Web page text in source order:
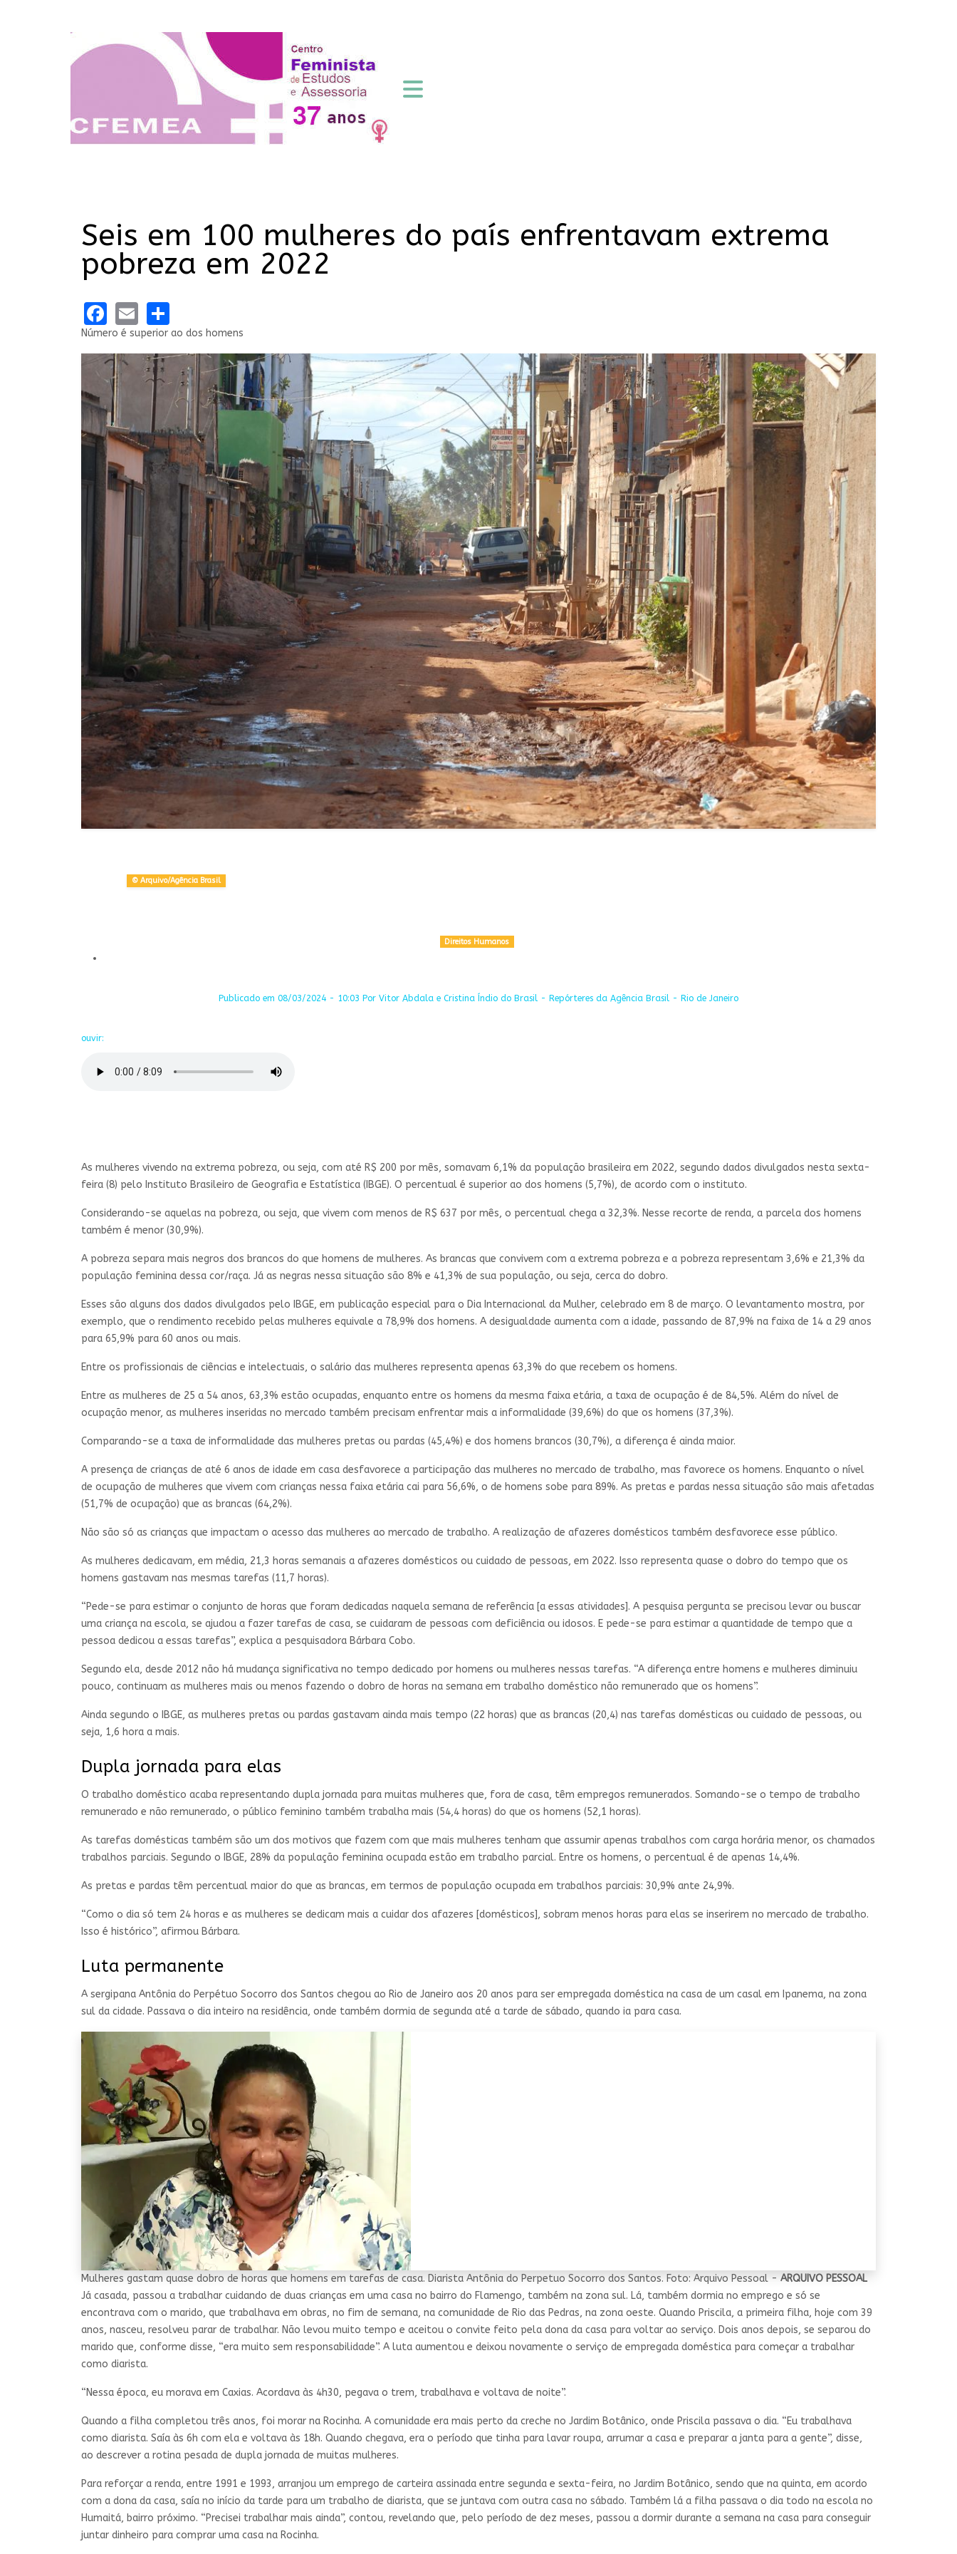
Seis em 100 mulheres do país enfrentavam extrema
pobreza em 2022
Facebook
Email
Número é superior ao dos homens
© Arquivo/Agência Brasil
Direitos Humanos
Publicado em 08/03/2024 - 10:03 Por Vitor Abdala e Cristina Índio do Brasil - Repórteres da Agência Brasil - Rio de Janeiro
ouvir:
As mulheres vivendo na extrema pobreza, ou seja, com até R$ 200 por mês, somavam 6,1% da população brasileira em 2022, segundo dados divulgados nesta sexta-
feira (8) pelo Instituto Brasileiro de Geografia e Estatística (IBGE). O percentual é superior ao dos homens (5,7%), de acordo com o instituto.
Considerando-se aquelas na pobreza, ou seja, que vivem com menos de R$ 637 por mês, o percentual chega a 32,3%. Nesse recorte de renda, a parcela dos homens
também é menor (30,9%).
A pobreza separa mais negros dos brancos do que homens de mulheres. As brancas que convivem com a extrema pobreza e a pobreza representam 3,6% e 21,3% da
população feminina dessa cor/raça. Já as negras nessa situação são 8% e 41,3% de sua população, ou seja, cerca do dobro.
Esses são alguns dos dados divulgados pelo IBGE, em publicação especial para o Dia Internacional da Mulher, celebrado em 8 de março. O levantamento mostra, por
exemplo, que o rendimento recebido pelas mulheres equivale a 78,9% dos homens. A desigualdade aumenta com a idade, passando de 87,9% na faixa de 14 a 29 anos
para 65,9% para 60 anos ou mais.
Entre os profissionais de ciências e intelectuais, o salário das mulheres representa apenas 63,3% do que recebem os homens.
Entre as mulheres de 25 a 54 anos, 63,3% estão ocupadas, enquanto entre os homens da mesma faixa etária, a taxa de ocupação é de 84,5%. Além do nível de
ocupação menor, as mulheres inseridas no mercado também precisam enfrentar mais a informalidade (39,6%) do que os homens (37,3%).
Comparando-se a taxa de informalidade das mulheres pretas ou pardas (45,4%) e dos homens brancos (30,7%), a diferença é ainda maior.
A presença de crianças de até 6 anos de idade em casa desfavorece a participação das mulheres no mercado de trabalho, mas favorece os homens. Enquanto o nível
de ocupação de mulheres que vivem com crianças nessa faixa etária cai para 56,6%, o de homens sobe para 89%. As pretas e pardas nessa situação são mais afetadas
(51,7% de ocupação) que as brancas (64,2%).
Não são só as crianças que impactam o acesso das mulheres ao mercado de trabalho. A realização de afazeres domésticos também desfavorece esse público.
As mulheres dedicavam, em média, 21,3 horas semanais a afazeres domésticos ou cuidado de pessoas, em 2022. Isso representa quase o dobro do tempo que os
homens gastavam nas mesmas tarefas (11,7 horas).
“Pede-se para estimar o conjunto de horas que foram dedicadas naquela semana de referência [a essas atividades]. A pesquisa pergunta se precisou levar ou buscar
uma criança na escola, se ajudou a fazer tarefas de casa, se cuidaram de pessoas com deficiência ou idosos. E pede-se para estimar a quantidade de tempo que a
pessoa dedicou a essas tarefas”, explica a pesquisadora Bárbara Cobo.
Segundo ela, desde 2012 não há mudança significativa no tempo dedicado por homens ou mulheres nessas tarefas. “A diferença entre homens e mulheres diminuiu
pouco, continuam as mulheres mais ou menos fazendo o dobro de horas na semana em trabalho doméstico não remunerado que os homens”.
Ainda segundo o IBGE, as mulheres pretas ou pardas gastavam ainda mais tempo (22 horas) que as brancas (20,4) nas tarefas domésticas ou cuidado de pessoas, ou
seja, 1,6 hora a mais.
Dupla jornada para elas
O trabalho doméstico acaba representando dupla jornada para muitas mulheres que, fora de casa, têm empregos remunerados. Somando-se o tempo de trabalho
remunerado e não remunerado, o público feminino também trabalha mais (54,4 horas) do que os homens (52,1 horas).
As tarefas domésticas também são um dos motivos que fazem com que mais mulheres tenham que assumir apenas trabalhos com carga horária menor, os chamados
trabalhos parciais. Segundo o IBGE, 28% da população feminina ocupada estão em trabalho parcial. Entre os homens, o percentual é de apenas 14,4%.
As pretas e pardas têm percentual maior do que as brancas, em termos de população ocupada em trabalhos parciais: 30,9% ante 24,9%.
“Como o dia só tem 24 horas e as mulheres se dedicam mais a cuidar dos afazeres [domésticos], sobram menos horas para elas se inserirem no mercado de trabalho.
Isso é histórico”, afirmou Bárbara.
Luta permanente
A sergipana Antônia do Perpétuo Socorro dos Santos chegou ao Rio de Janeiro aos 20 anos para ser empregada doméstica na casa de um casal em Ipanema, na zona
sul da cidade. Passava o dia inteiro na residência, onde também dormia de segunda até a tarde de sábado, quando ia para casa.
Mulheres gastam quase dobro de horas que homens em tarefas de casa. Diarista Antônia do Perpetuo Socorro dos Santos. Foto: Arquivo Pessoal - ARQUIVO PESSOAL
Já casada, passou a trabalhar cuidando de duas crianças em uma casa no bairro do Flamengo, também na zona sul. Lá, também dormia no emprego e só se
encontrava com o marido, que trabalhava em obras, no fim de semana, na comunidade de Rio das Pedras, na zona oeste. Quando Priscila, a primeira filha, hoje com 39
anos, nasceu, resolveu parar de trabalhar. Não levou muito tempo e aceitou o convite feito pela dona da casa para voltar ao serviço. Dois anos depois, se separou do
marido que, conforme disse, “era muito sem responsabilidade”. A luta aumentou e deixou novamente o serviço de empregada doméstica para começar a trabalhar
como diarista.
“Nessa época, eu morava em Caxias. Acordava às 4h30, pegava o trem, trabalhava e voltava de noite”.
Quando a filha completou três anos, foi morar na Rocinha. A comunidade era mais perto da creche no Jardim Botânico, onde Priscila passava o dia. “Eu trabalhava
como diarista. Saía às 6h com ela e voltava às 18h. Quando chegava, era o período que tinha para lavar roupa, arrumar a casa e preparar a janta para a gente”, disse,
ao descrever a rotina pesada de dupla jornada de muitas mulheres.
Para reforçar a renda, entre 1991 e 1993, arranjou um emprego de carteira assinada entre segunda e sexta-feira, no Jardim Botânico, sendo que na quinta, em acordo
com a dona da casa, saía no início da tarde para um trabalho de diarista, que se juntava com outra casa no sábado. Também lá a filha passava o dia todo na escola no
Humaitá, bairro próximo. “Precisei trabalhar mais ainda”, contou, revelando que, pelo período de dez meses, passou a dormir durante a semana na casa para conseguir
juntar dinheiro para comprar uma casa na Rocinha.